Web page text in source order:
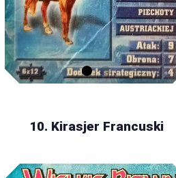
10. Kirasjer Francuski